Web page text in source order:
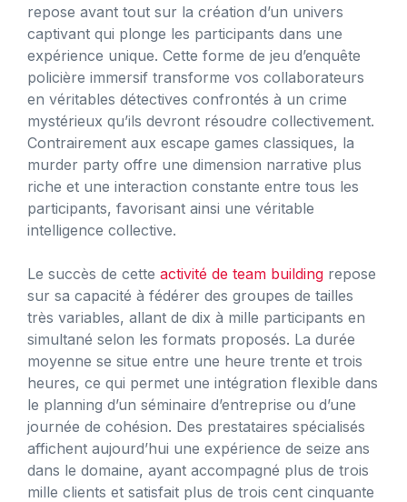
repose avant tout sur la création d’un univers
captivant qui plonge les participants dans une
expérience unique. Cette forme de jeu d’enquête
policière immersif transforme vos collaborateurs
en véritables détectives confrontés à un crime
mystérieux qu’ils devront résoudre collectivement.
Contrairement aux escape games classiques, la
murder party offre une dimension narrative plus
riche et une interaction constante entre tous les
participants, favorisant ainsi une véritable
intelligence collective.
Le succès de cette activité de team building repose
sur sa capacité à fédérer des groupes de tailles
très variables, allant de dix à mille participants en
simultané selon les formats proposés. La durée
moyenne se situe entre une heure trente et trois
heures, ce qui permet une intégration flexible dans
le planning d’un séminaire d’entreprise ou d’une
journée de cohésion. Des prestataires spécialisés
affichent aujourd’hui une expérience de seize ans
dans le domaine, ayant accompagné plus de trois
mille clients et satisfait plus de trois cent cinquante